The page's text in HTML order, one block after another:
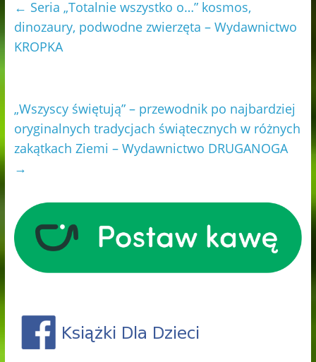
← Seria „Totalnie wszystko o…” kosmos,
dinozaury, podwodne zwierzęta – Wydawnictwo
KROPKA
„Wszyscy świętują” – przewodnik po najbardziej
oryginalnych tradycjach świątecznych w różnych
zakątkach Ziemi – Wydawnictwo DRUGANOGA
→